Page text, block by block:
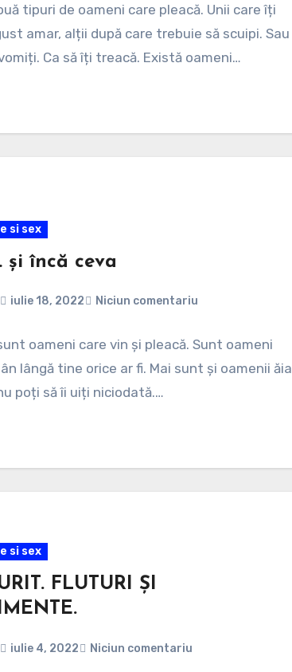
tipuri de oameni care pleacă. Unii care îți
amar, alții după care trebuie să scuipi. Sau
Ca să îți treacă. Există oameni…
si sex
și încă ceva
iulie 18, 2022 Niciun comentariu
oameni care vin și pleacă. Sunt oameni
lângă tine orice ar fi. Mai sunt și oamenii ăia
poți să îi uiți niciodată.…
si sex
FLUTURI ȘI
iulie 4, 2022 Niciun comentariu